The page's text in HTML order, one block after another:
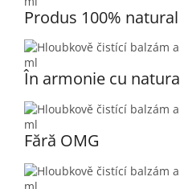
Produs 100% natural
În armonie cu natura
Fără OMG